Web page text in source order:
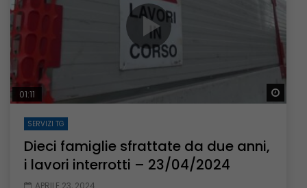
01:11
SERVIZI TG
Dieci famiglie sfrattate da due anni,
i lavori interrotti – 23/04/2024
APRILE 23, 2024